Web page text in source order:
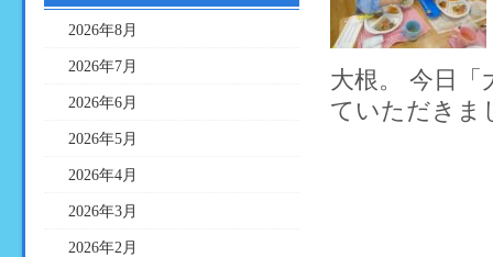
大根。 今日
ていただきま
2026年8月
2026年7月
2026年6月
2026年5月
2026年4月
2026年3月
2026年2月